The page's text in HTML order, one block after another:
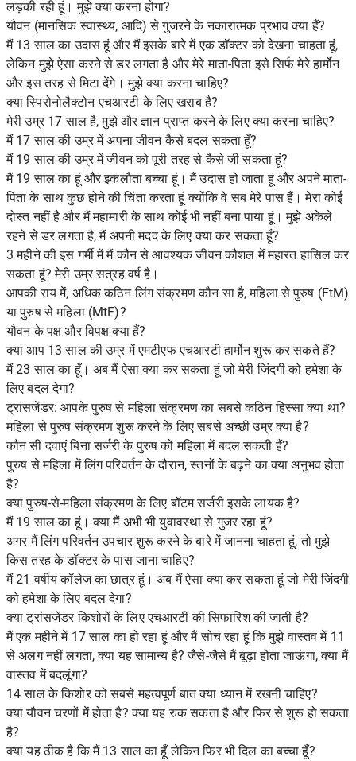
लड़की रही हूं। मुझे क्या करना होगा?
यौवन (मानसिक स्वास्थ्य, आदि) से गुजरने के नकारात्मक प्रभाव क्या हैं?
मैं 13 साल का उदास हूं और मैं इसके बारे में एक डॉक्टर को देखना चाहता हूं,
लेकिन मुझे ऐसा करने से डर लगता है और मेरे माता-पिता इसे सिर्फ मेरे हार्मोन
और इस तरह से मिटा देंगे। मुझे क्या करना चाहिए?
क्या स्पिरोनोलैक्टोन एचआरटी के लिए खराब है?
मेरी उम्र 17 साल है, मुझे और ज्ञान प्राप्त करने के लिए क्या करना चाहिए?
मैं 17 साल की उम्र में अपना जीवन कैसे बदल सकता हूँ?
मैं 19 साल की उम्र में जीवन को पूरी तरह से कैसे जी सकता हूं?
मैं 19 साल का हूं और इकलौता बच्चा हूं। मैं उदास हो जाता हूं और अपने माता-
पिता के साथ कुछ होने की चिंता करता हूं क्योंकि वे सब मेरे पास हैं। मेरा कोई
दोस्त नहीं है और मैं महामारी के साथ कोई भी नहीं बना पाया हूं। मुझे अकेले
रहने से डर लगता है, मैं अपनी मदद के लिए क्या कर सकता हूँ?
3 महीने की इस गर्मी में मैं कौन से आवश्यक जीवन कौशल में महारत हासिल कर
सकता हूं? मेरी उम्र सत्रह वर्ष है।
आपकी राय में, अधिक कठिन लिंग संक्रमण कौन सा है, महिला से पुरुष (FtM)
या पुरुष से महिला (MtF)?
यौवन के पक्ष और विपक्ष क्या हैं?
क्या आप 13 साल की उम्र में एमटीएफ एचआरटी हार्मोन शुरू कर सकते हैं?
मैं 23 साल का हूँ। अब मैं ऐसा क्या कर सकता हूं जो मेरी जिंदगी को हमेशा के
लिए बदल देगा?
ट्रांसजेंडर: आपके पुरुष से महिला संक्रमण का सबसे कठिन हिस्सा क्या था?
महिला से पुरुष संक्रमण शुरू करने के लिए सबसे अच्छी उम्र क्या है?
कौन सी दवाएं बिना सर्जरी के पुरुष को महिला में बदल सकती हैं?
पुरुष से महिला में लिंग परिवर्तन के दौरान, स्तनों के बढ़ने का क्या अनुभव होता
है?
क्या पुरुष-से-महिला संक्रमण के लिए बॉटम सर्जरी इसके लायक है?
मैं 19 साल का हूं। क्या मैं अभी भी युवावस्था से गुजर रहा हूं?
अगर मैं लिंग परिवर्तन उपचार शुरू करने के बारे में जानना चाहता हूं, तो मुझे
किस तरह के डॉक्टर के पास जाना चाहिए?
मैं 21 वर्षीय कॉलेज का छात्र हूं। अब मैं ऐसा क्या कर सकता हूं जो मेरी जिंदगी
को हमेशा के लिए बदल देगा?
क्या ट्रांसजेंडर किशोरों के लिए एचआरटी की सिफारिश की जाती है?
मैं एक महीने में 17 साल का हो रहा हूं और मैं सोच रहा हूं कि मुझे वास्तव में 11
से अलग नहीं लगता, क्या यह सामान्य है? जैसे-जैसे मैं बूढ़ा होता जाऊंगा, क्या मैं
वास्तव में बदलूंगा?
14 साल के किशोर को सबसे महत्वपूर्ण बात क्या ध्यान में रखनी चाहिए?
क्या यौवन चरणों में होता है? क्या यह रुक सकता है और फिर से शुरू हो सकता
है?
क्या यह ठीक है कि मैं 13 साल का हूँ लेकिन फिर भी दिल का बच्चा हूँ?